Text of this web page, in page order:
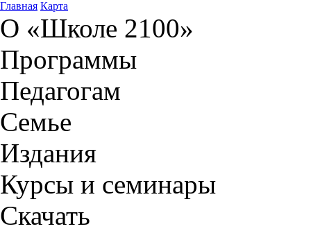
Главная Карта
О «Школе 2100»
Программы
Педагогам
Семье
Издания
Курсы и семинары
Скачать